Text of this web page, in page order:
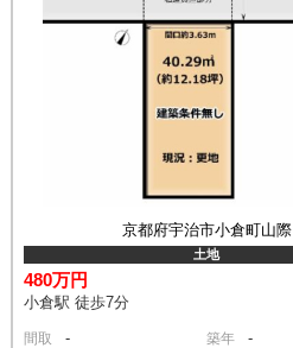
京都府宇治市小倉町山際
土地
480万円
小倉駅 徒歩7分
間取 - 築年 -